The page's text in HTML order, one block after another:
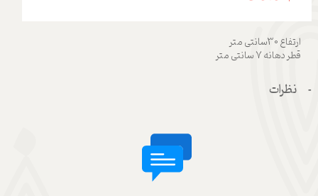
ارتفاع 30سانتی متر
قطر دهانه 7 سانتی متر
نظرات